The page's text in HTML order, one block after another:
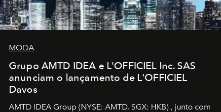
MODA
Grupo AMTD IDEA e L'OFFICIEL Inc. SAS
anunciam o lançamento de L'OFFICIEL
Davos
AMTD IDEA Group (NYSE: AMTD, SGX: HKB) , junto com